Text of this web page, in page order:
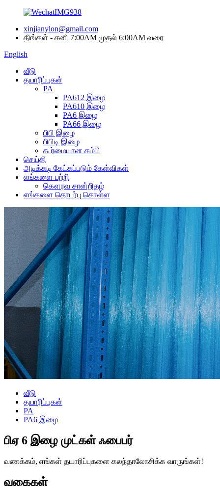
xinjianylon@gmail.com
திங்கள் - சனி 7:00AM முதல் 6:00AM வரை
English
வீடு
தயாரிப்புகள்
PA
PA612 இழை
PA610 இழை
PA6 இழை
PA66 இழை
பிபி இழை
பிபிடி இழை
கூர்மையான கம்பி
செய்தி
அடிக்கடி கேட்கப்படும் கேள்விகள்
எங்களை பற்றி
கௌரவ சான்றிதழ்
எங்களை தொடர்பு கொள்ள
வீடு
தயாரிப்புகள்
PA
PA6 இழை
பிஏ 6 இழை முட்கள் ஃபைபர்
வணக்கம், எங்கள் தயாரிப்புகளை கலந்தாலோசிக்க வாருங்கள்!
வகைகள்